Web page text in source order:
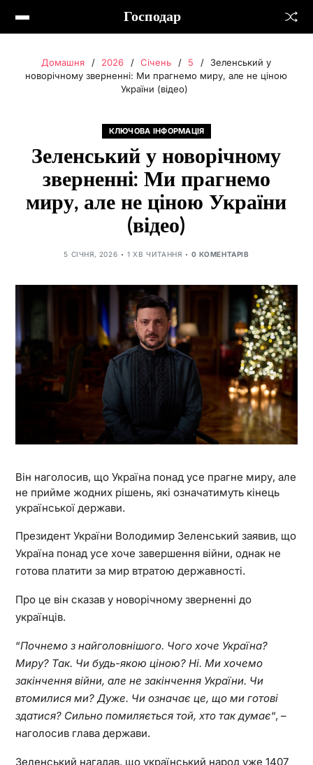
Господар
Домашня 2026 Січень 5
Зеленський у
новорічному зверненні: Ми прагнемо миру, але не ціною
України (відео)
КЛЮЧОВА ІНФОРМАЦІЯ
Зеленський у новорічному
зверненні: Ми прагнемо
миру, але не ціною України
(відео)
5 СІЧНЯ, 2026 1 ХВ ЧИТАННЯ 0 КОМЕНТАРІВ
Він наголосив, що Україна понад усе прагне миру, але
не прийме жодних рішень, які означатимуть кінець
української держави.
Президент України Володимир Зеленський заявив, що
Україна понад усе хоче завершення війни, однак не
готова платити за мир втратою державності.
Про це він сказав у новорічному зверненні до
українців.
“Почнемо з найголовнішого. Чого хоче Україна?
Миру? Так. Чи будь-якою ціною? Ні. Ми хочемо
закінчення війни, але не закінчення України. Чи
втомилися ми? Дуже. Чи означає це, що ми готові
здатися? Сильно помиляється той, хто так думає“, –
наголосив глава держави.
Зеленський нагадав, що український народ уже 1407